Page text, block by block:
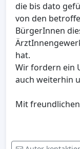
die bis dato
von den
BürgerInnen
hat.
Wir fordern ein
auch weiterhin
Mit